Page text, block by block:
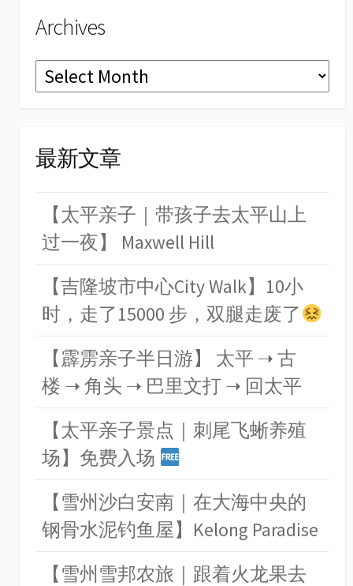
Archives
Archives
最新文章
【太平亲子｜带孩子去太平山上
过一夜】 Maxwell Hill
【吉隆坡市中心City Walk】10小
时，走了15000 步，双腿走废了
【霹雳亲子半日游】 太平 ➝ 古
楼 ➝ 角头 ➝ 巴里文打 ➝ 回太平
【太平亲子景点｜刺尾飞蜥养殖
场】免费入场
【雪州沙白安南｜在大海中央的
钢骨水泥钓鱼屋】Kelong Paradise
【雪州雪邦农旅｜跟着火龙果去